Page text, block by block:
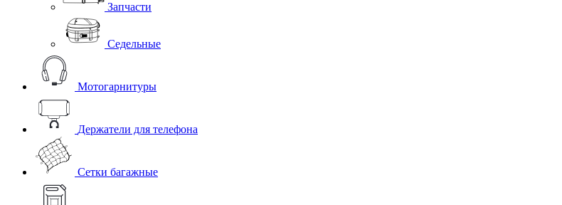
Запчасти
Седельные
Мотогарнитуры
Держатели для телефона
Сетки багажные